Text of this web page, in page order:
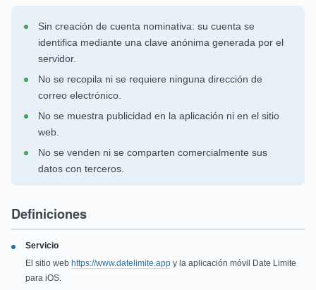
Sin creación de cuenta nominativa: su cuenta se
identifica mediante una clave anónima generada por el
servidor.
No se recopila ni se requiere ninguna dirección de
correo electrónico.
No se muestra publicidad en la aplicación ni en el sitio
web.
No se venden ni se comparten comercialmente sus
datos con terceros.
Definiciones
Servicio
El sitio web https://www.datelimite.app y la aplicación móvil Date Limite
para iOS.